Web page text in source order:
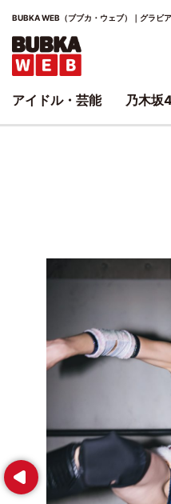
BUBKA WEB（ブブカ・ウェブ）｜グラビ
Prev
アイドル・芸能 乃木坂